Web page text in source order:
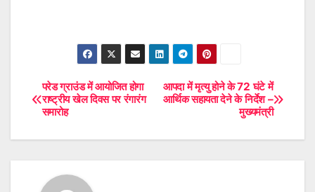
Post
navigation
आपदा में मृत्यु होने के 72 घंटे में
आर्थिक सहायता देने के निर्देश –
मुख्यमंत्री
परेड ग्राउंड में आयोजित होगा
राष्ट्रीय खेल दिवस पर रंगारंग
समारोह